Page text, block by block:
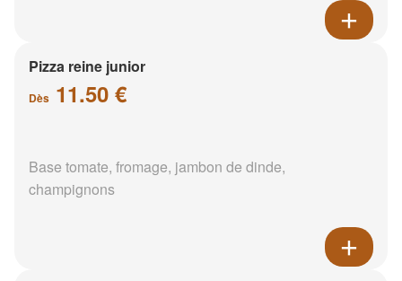
Pizza reine junior
Dès 11.50 €
Base tomate, fromage, jambon de dinde,
champignons